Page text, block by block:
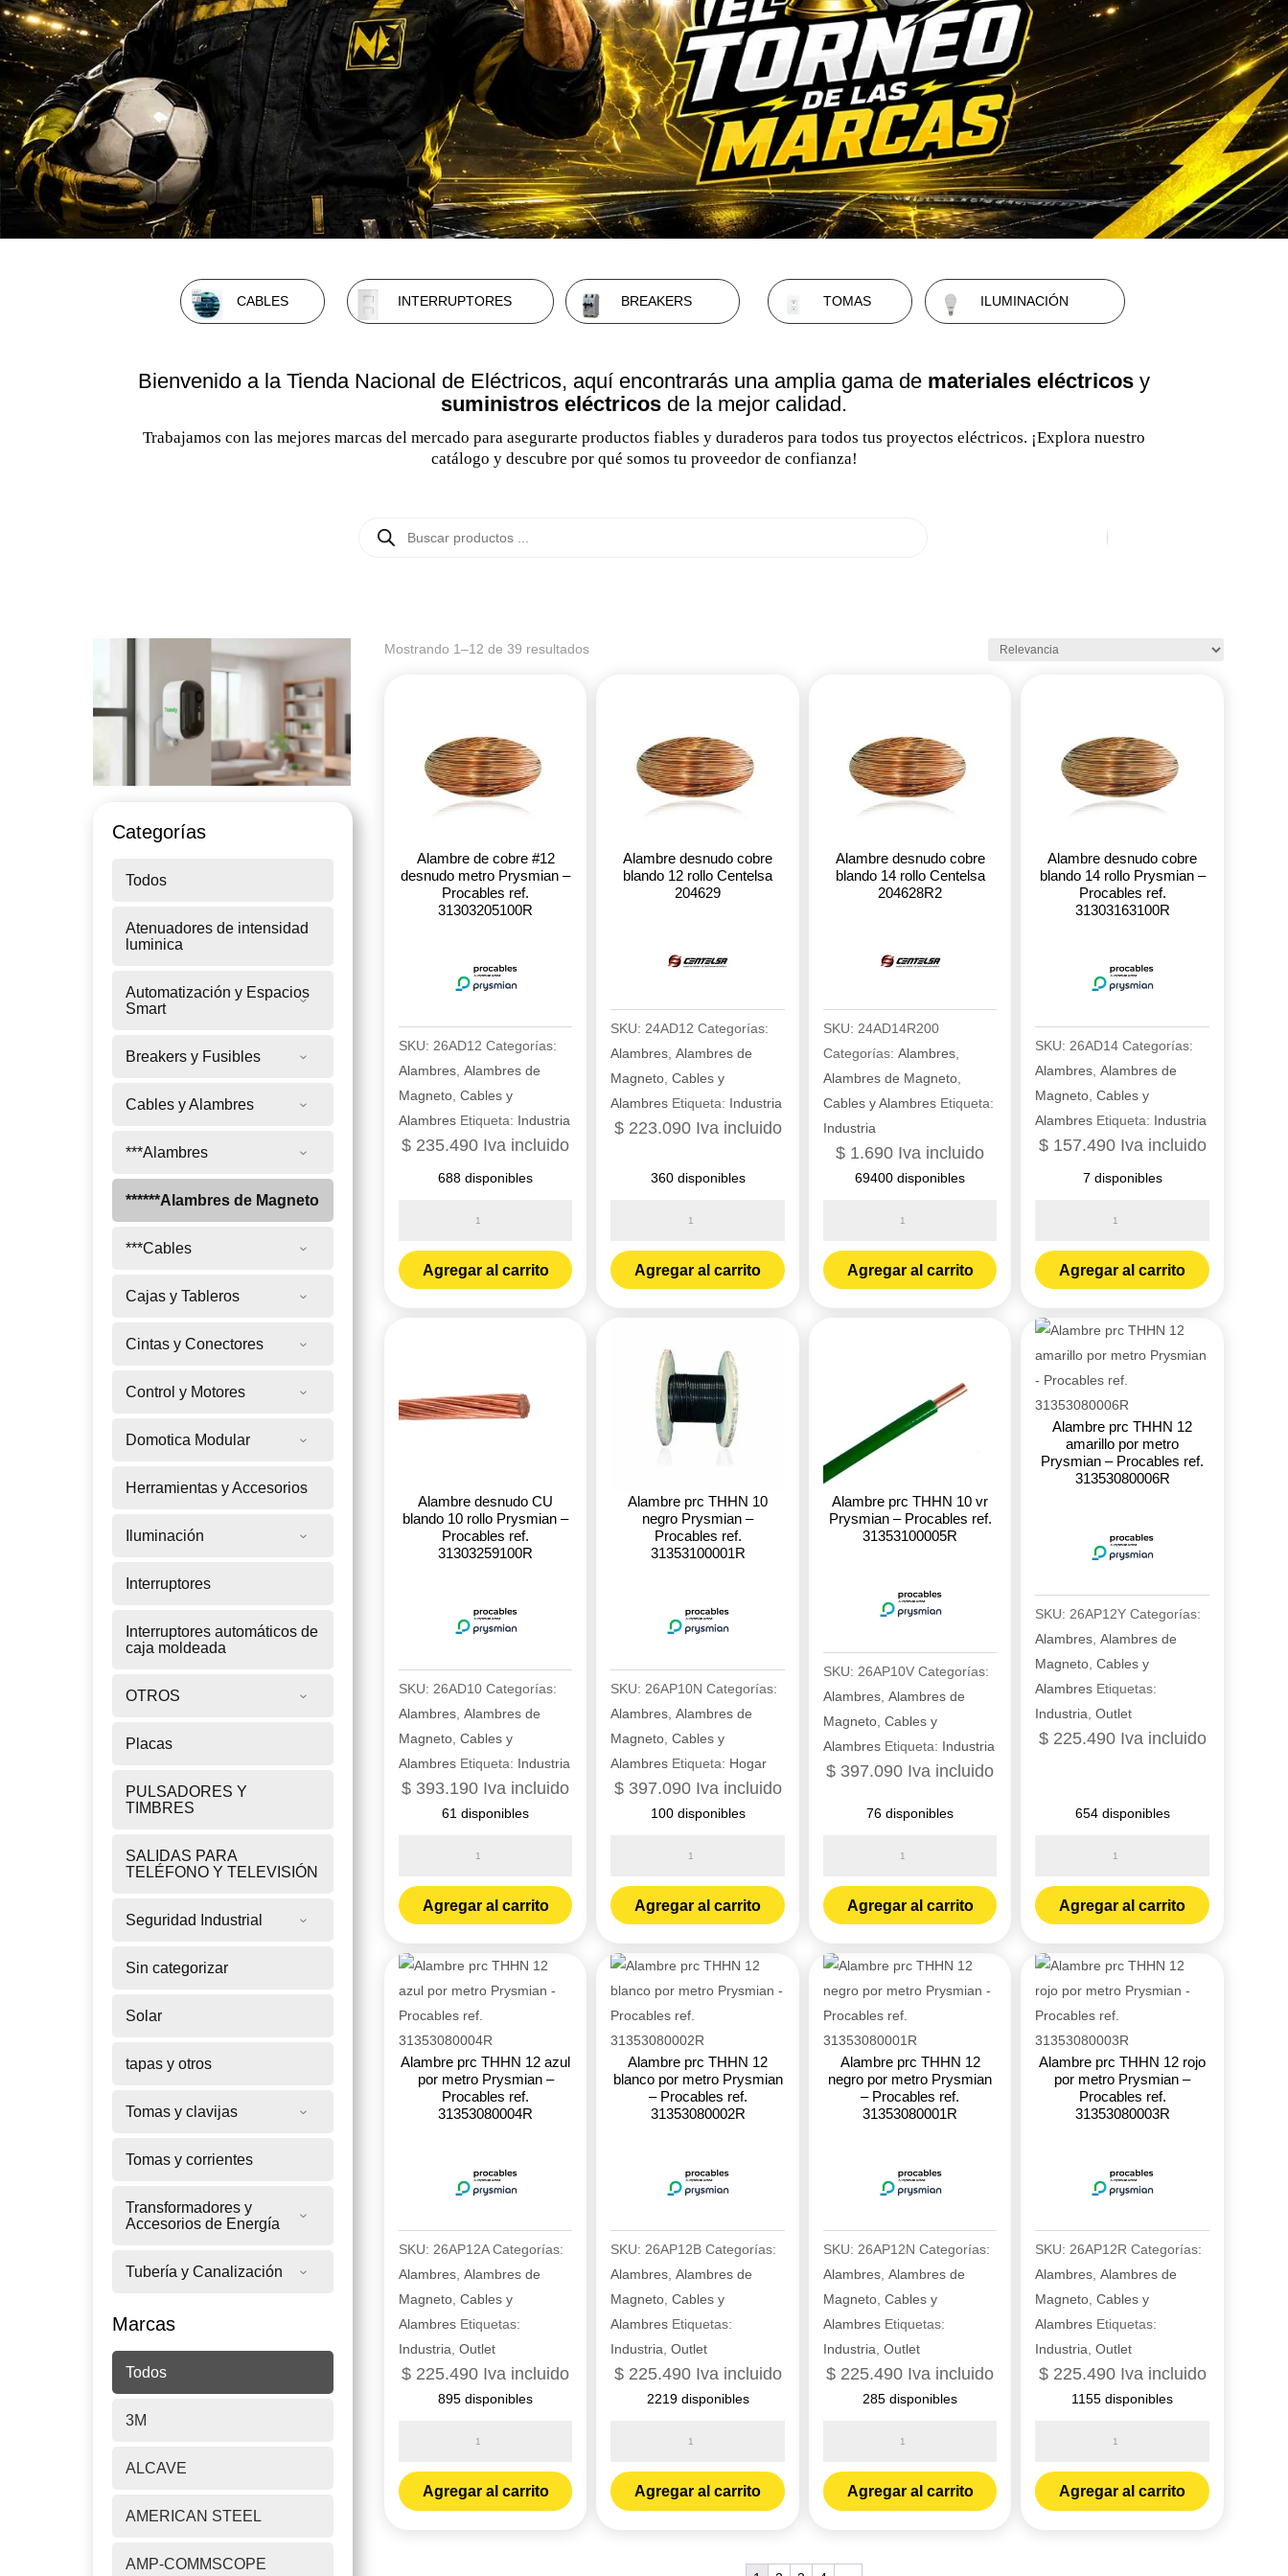
CABLES INTERRUPTORES BREAKERS TOMAS ILUMINACIÓN
Bienvenido a la Tienda Nacional de Eléctricos, aquí encontrarás una amplia gama de materiales eléctricos y
suministros eléctricos de la mejor calidad.
Trabajamos con las mejores marcas del mercado para asegurarte productos fiables y duraderos para todos tus proyectos eléctricos. ¡Explora nuestro
catálogo y descubre por qué somos tu proveedor de confianza!
productos
Categorías
Todos
Atenuadores de intensidad
luminica
Automatización y Espacios
Smart
Breakers y Fusibles
Cables y Alambres
***Alambres
******Alambres de Magneto
***Cables
Cajas y Tableros
Cintas y Conectores
Control y Motores
Domotica Modular
Herramientas y Accesorios
Iluminación
Interruptores
Interruptores automáticos de
caja moldeada
OTROS
Placas
PULSADORES Y
TIMBRES
SALIDAS PARA
TELÉFONO Y TELEVISIÓN
Seguridad Industrial
Sin categorizar
Solar
tapas y otros
Tomas y clavijas
Tomas y corrientes
Transformadores y
Accesorios de Energía
Tubería y Canalización
Marcas
Todos
3M
ALCAVE
AMERICAN STEEL
AMP-COMMSCOPE
Mostrando 1–12 de 39 resultados
Alambre de cobre #12
desnudo metro Prysmian –
Procables ref.
31303205100R
SKU: 26AD12 Categorías:
Alambres, Alambres de
Magneto, Cables y
Alambres Etiqueta: Industria
$ 235.490 Iva incluido
688 disponibles
cobre
#12
Procables
Agregar al carrito
Alambre desnudo cobre
blando 12 rollo Centelsa
204629
SKU: 24AD12 Categorías:
Alambres ,Alambres de
Magneto ,Cables y
Alambres Etiqueta: Industria
$223.090 Iva incluido
360 disponibles
cobre
blando
Centelsa
204629
cantidad
Agregar al carrito
Alambre desnudo cobre
blando 14 rollo Centelsa
204628R2
SKU: 24AD14R200
Categorías: Alambres,
Alambres de Magneto,
Cables y Alambres Etiqueta:
Industria
$ 1.690 Iva incluido
69400 disponibles
cobre
blando
Agregar al carrito
Alambre desnudo cobre
blando 14 rollo Prysmian –
Procables ref.
31303163100R
SKU: 26AD14 Categorías:
Alambres ,Alambres de
Magneto ,Cables y
Alambres Etiqueta: Industria
$157.490 Iva incluido
7 disponibles
cobre
blando
rollo
Prysmian
-
Procables
ref.
31303163100R
cantidad
Agregar al carrito
Alambre desnudo CU
blando 10 rollo Prysmian –
Procables ref.
31303259100R
SKU: 26AD10 Categorías:
Alambres, Alambres de
Magneto, Cables y
Alambres Etiqueta: Industria
$ 393.190 Iva incluido
61 disponibles
CU
blando
rollo
Prysmian
-
Procables
ref.
31303259100R
cantidad
Agregar al carrito
Alambre prc THHN 10
negro Prysmian –
Procables ref.
31353100001R
SKU: 26AP10N Categorías:
Alambres ,Alambres de
Magneto ,Cables y
Alambres Etiqueta: Hogar
$397.090 Iva incluido
100 disponibles
THHN
10
Prysmian
-
Procables
ref.
31353100001R
cantidad
Agregar al carrito
Alambre prc THHN 10 vr
Prysmian – Procables ref.
31353100005R
SKU: 26AP10V Categorías:
Alambres, Alambres de
Magneto, Cables y
Alambres Etiqueta: Industria
$ 397.090 Iva incluido
76 disponibles
THHN
10
Prysmian
-
Procables
ref.
31353100005R
cantidad
Agregar al carrito
Alambre prc THHN 12
amarillo por metro
Prysmian – Procables ref.
31353080006R
SKU:26AP12Y Categorías:
Alambres,Alambres de
Magneto,Cables y
Alambres Etiquetas:
Industria,Outlet
$225.490 Iva incluido
654 disponibles
THHN
12
por
metro
Prysmian
-
Procables
31353080006R
Agregar al carrito
Alambre prc THHN 12 azul
por metro Prysmian –
Procables ref.
31353080004R
SKU: 26AP12A Categorías:
Alambres, Alambres de
Magneto, Cables y
Alambres Etiquetas:
Industria, Outlet
$ 225.490 Iva incluido
895 disponibles
THHN
12
Agregar al carrito
Alambre prc THHN 12
blanco por metro Prysmian
– Procables ref.
31353080002R
SKU:26AP12B Categorías:
Alambres,Alambres de
Magneto,Cables y
Alambres Etiquetas:
Industria,Outlet
$225.490 Iva incluido
2219 disponibles
THHN
12
Agregar al carrito
Alambre prc THHN 12
negro por metro Prysmian
– Procables ref.
31353080001R
SKU: 26AP12N Categorías:
Alambres, Alambres de
Magneto, Cables y
Alambres Etiquetas:
Industria, Outlet
$ 225.490 Iva incluido
285 disponibles
THHN
12
Agregar al carrito
Alambre prc THHN 12 rojo
por metro Prysmian –
Procables ref.
31353080003R
SKU:26AP12R Categorías:
Alambres,Alambres de
Magneto,Cables y
Alambres Etiquetas:
Industria,Outlet
$225.490 Iva incluido
1155 disponibles
THHN
12
Agregar al carrito